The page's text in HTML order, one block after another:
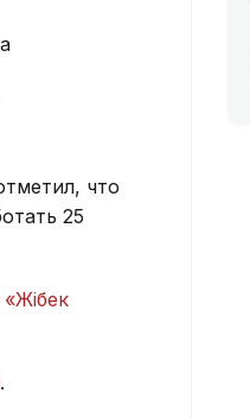
что
25
«Жібек
.